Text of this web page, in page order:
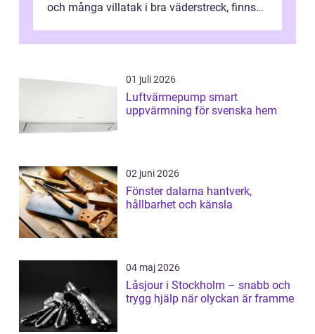
och många villatak i bra väderstreck, finns
01 juli 2026
Luftvärmepump smart
uppvärmning för svenska hem
02 juni 2026
Fönster dalarna hantverk,
hållbarhet och känsla
04 maj 2026
Låsjour i Stockholm – snabb och
trygg hjälp när olyckan är framme